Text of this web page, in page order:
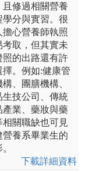
且修過相關營養
學分與實習。很
擔心營養師執照
考取，但其實未
照的出路還有許
擇。例如:健康管
、團膳機構、
生技公司、傳統
產業、藥妝與藥
相關職缺也可見
營養系畢業生的
下載詳細資料